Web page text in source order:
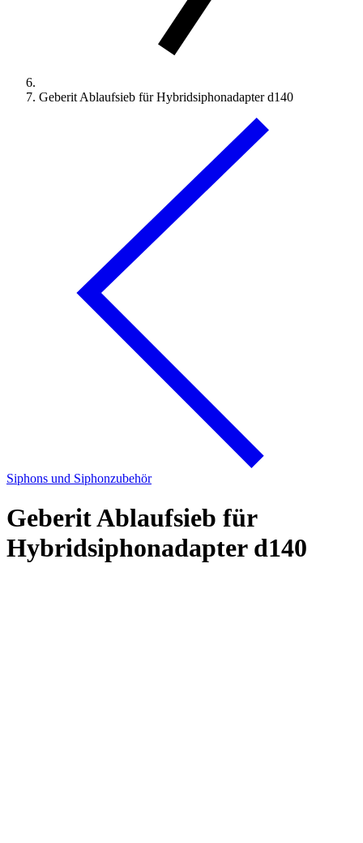
Geberit Ablaufsieb für Hybridsiphonadapter d140
Siphons und Siphonzubehör
Geberit Ablaufsieb für
Hybridsiphonadapter d140